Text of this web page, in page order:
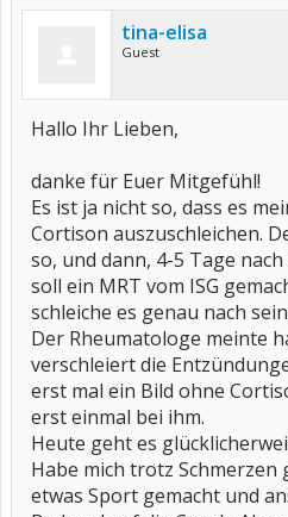
tina-elisa
Guest
Hallo Ihr Lieben,
danke für Euer Mitgefühl!
Es ist ja nicht so, dass es
Cortison auszuschleichen.
so, und dann, 4-5 Tage
soll ein MRT vom ISG
schleiche es genau nach
Der Rheumatologe meinte
verschleiert die
erst mal ein Bild ohne
erst einmal bei ihm.
Heute geht es
Habe mich trotz Schmerzen
etwas Sport gemacht und